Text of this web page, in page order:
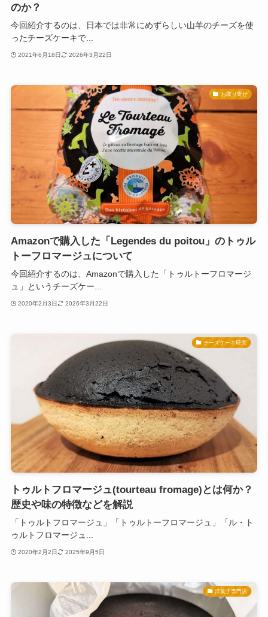
のか？
今回紹介するのは、日本では非常にめずらしい山羊のチーズを使
ったチーズケーキで...
2021年6月18日 2026年3月22日
お取り寄せ
Amazonで購入した「Legendes du poitou」のトゥル
トーフロマージュについて
今回紹介するのは、Amazonで購入した「トゥルトーフロマージ
ュ」というチーズケー...
2020年2月3日 2026年3月22日
チーズケーキ研究
トゥルトフロマージュ(tourteau fromage)とは何か？
歴史や味の特徴などを解説
「トゥルトフロマージュ」「トゥルトーフロマージュ」「ル・ト
ゥルトフロマージュ...
2020年2月2日 2025年9月5日
洋菓子専門店